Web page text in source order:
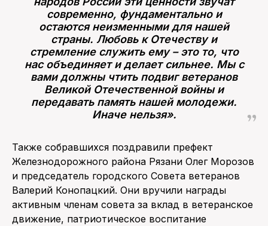
современно, фундаментально и
остаются неизменными для нашей
страны. Любовь к Отечеству и
стремление служить ему – это то, что
нас объединяет и делает сильнее. Мы с
вами должны чтить подвиг ветеранов
Великой Отечественной войны и
передавать память нашей молодежи.
Иначе нельзя».
​​​​​​​Также собравшихся поздравили префект
Железнодорожного района Рязани Олег Морозов
и председатель городского Совета ветеранов
Валерий Конопацкий. Они вручили награды
активным членам совета за вклад в ветеранское
движение, патриотическое воспитание